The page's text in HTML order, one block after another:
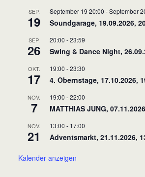
SEP.
19
September 19 20:00 -September
Soundgarage, 19.09.2026,
SEP.
26
20:00 -23:59
Swing & Dance Night,
OKT.
17
19:00 -23:30
4. Obernstage, 17.10.2026,
NOV.
7
19:00 -22:00
MATTHIAS JUNG,
NOV.
21
13:00 - 17:00
Adventsmarkt, 21.11.2026,
Kalender anzeigen